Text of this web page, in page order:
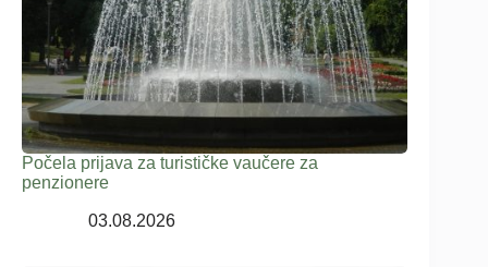
Počela prijava za turističke vaučere za
penzionere
03.08.2026